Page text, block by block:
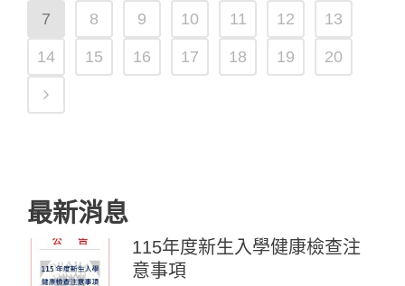
7 8 9 10 11 12 13
14 15 16 17 18 19 20
最新消息
115年度新生入學健康檢查注
意事項